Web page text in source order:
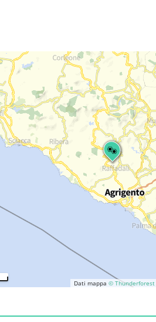
Dati mappa © Thunderforest